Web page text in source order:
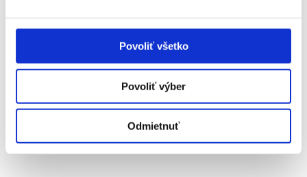
Povoliť všetko
Povoliť výber
Odmietnuť